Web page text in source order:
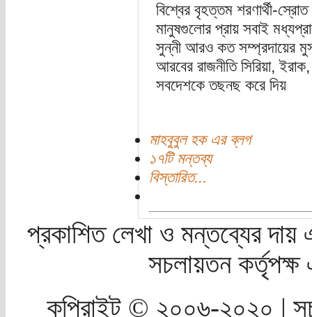
বিশ্বের বৃহত্তম শরণার্থী-
মানুষগুলোর প্রায় সবাই
সুন্নী আরও কত সম্প্রদায়ের
আরবের রাজনীতি সিরিয়া,
সবদেশকে তছনছ করে দিয়
মাহবুবুল হক এর ব্লগ
১৭টি মন্তব্য
বিস্তারিত...
প্রকাশিত লেখা ও মন্তব্যের দায়
সচলায়তন
কপিরাইট © ২০০৬-২০২০ |